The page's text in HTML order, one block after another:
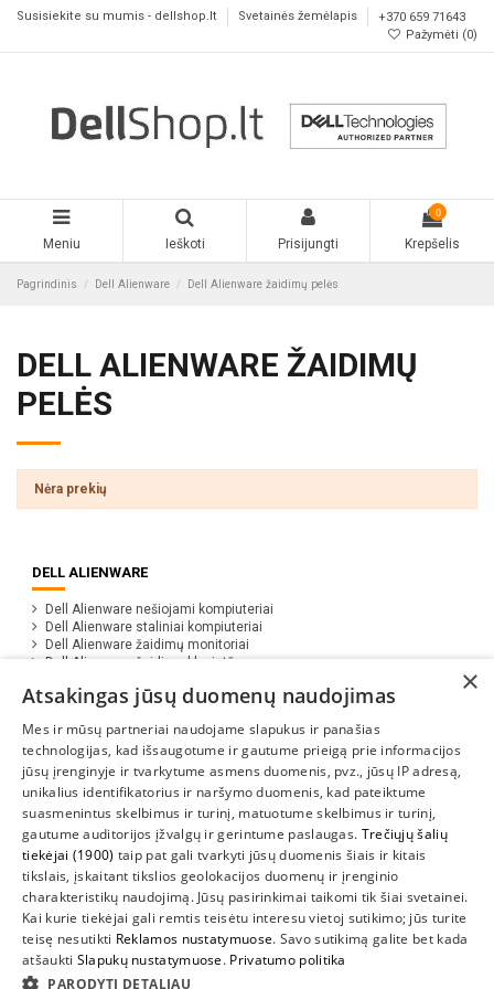
Susisiekite su mumis - dellshop.lt Svetainės žemėlapis
+370 659 71643
Pažymėti (0)
Meniu Ieškoti Prisijungti
0
Krepšelis
Pagrindinis Dell Alienware Dell Alienware žaidimų pelės
DELL ALIENWARE ŽAIDIMŲ
PELĖS
Nėra prekių
DELL ALIENWARE
Dell Alienware nešiojami kompiuteriai
Dell Alienware staliniai kompiuteriai
Dell Alienware žaidimų monitoriai
Dell Alienware žaidimų klaviatūros
Dell Alienware atributika (apranga)
INFORMACIJA
SUSIEKITE
×
Atsakingas jūsų duomenų naudojimas
Mes ir mūsų partneriai naudojame slapukus ir panašias
technologijas, kad išsaugotume ir gautume prieigą prie informacijos
jūsų įrenginyje ir tvarkytume asmens duomenis, pvz., jūsų IP adresą,
unikalius identifikatorius ir naršymo duomenis, kad pateiktume
suasmenintus skelbimus ir turinį, matuotume skelbimus ir turinį,
gautume auditorijos įžvalgų ir gerintume paslaugas. Trečiųjų šalių
tiekėjai (1900) taip pat gali tvarkyti jūsų duomenis šiais ir kitais
tikslais, įskaitant tikslios geolokacijos duomenų ir įrenginio
charakteristikų naudojimą. Jūsų pasirinkimai taikomi tik šiai svetainei.
Kai kurie tiekėjai gali remtis teisėtu interesu vietoj sutikimo; jūs turite
teisę nesutikti Reklamos nustatymuose. Savo sutikimą galite bet kada
atšaukti Slapukų nustatymuose. Privatumo politika
PARODYTI DETALIAU